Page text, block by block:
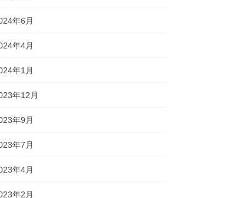
年6月
年4月
年1月
年12月
年9月
年7月
年4月
年2月